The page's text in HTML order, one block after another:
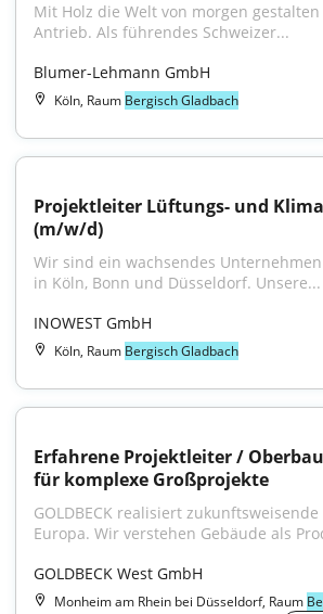
Mit Holz die Welt von morgen
Antrieb. Als führendes Schweizer...
Blumer-Lehmann GmbH
Köln, Raum Bergisch Gladbach
Projektleiter Lüftungs- und
(m/w/d)
Wir sind ein wachsendes
in Köln, Bonn und Düsseldorf. Unsere...
INOWEST GmbH
Köln, Raum Bergisch Gladbach
Erfahrene Projektleiter /
für komplexe Großprojekte
GOLDBECK realisiert
Europa. Wir verstehen Gebäude als
GOLDBECK West GmbH
Monheim am Rhein bei Düsseldorf, Raum